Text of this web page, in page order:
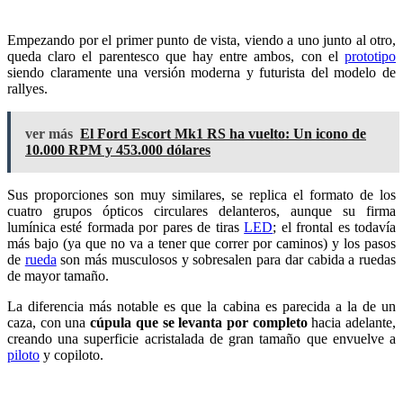
Empezando por el primer punto de vista, viendo a uno junto al otro,
queda claro el parentesco que hay entre ambos, con el prototipo
siendo claramente una versión moderna y futurista del modelo de
rallyes.
ver más El Ford Escort Mk1 RS ha vuelto: Un icono de
10.000 RPM y 453.000 dólares
Sus proporciones son muy similares, se replica el formato de los
cuatro grupos ópticos circulares delanteros, aunque su firma
lumínica esté formada por pares de tirasLED; el frontal es todavía
más bajo (ya que no va a tener que correr por caminos) y los pasos
de rueda son más musculosos y sobresalen para dar cabida a ruedas
de mayor tamaño.
La diferencia más notable es que la cabina es parecida a la de un
caza, con unacúpula que se levanta por completohacia adelante,
creando una superficie acristalada de gran tamaño que envuelve a
piloto y copiloto.